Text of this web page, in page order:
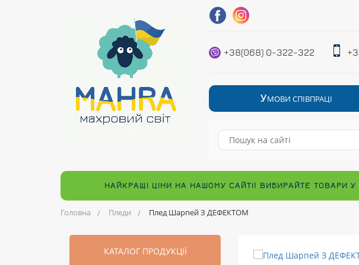
+38(068) 0-322-322
УМОВИ СПІВПРАЦІ
НАЙКРАЩІ ЦІНИ НА НАШОМУ САЙТІ! ВИБИРАЙТЕ ТОВАРИ
Головна Пледи Плед Шарпей З ДЕФЕКТОМ
КАТАЛОГ ПРОДУКЦІЇ